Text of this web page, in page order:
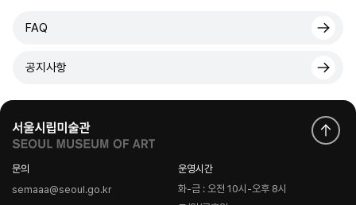
FAQ
공지사항
문의
semaaa@seoul.go.kr
운영시간
화-금 : 오전 10시-오후 8시